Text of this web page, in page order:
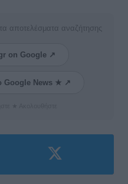
αποτελέσματα αναζήτησης
on Google ↗
Google News ★ ↗